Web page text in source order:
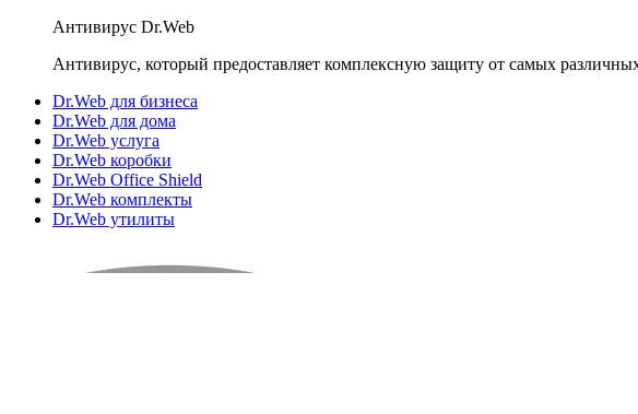
Антивирус Dr.Web
Антивирус, который предоставляет комплексную защиту от самых
Dr.Web для бизнеса
Dr.Web для дома
Dr.Web услуга
Dr.Web коробки
Dr.Web Office Shield
Dr.Web комплекты
Dr.Web утилиты